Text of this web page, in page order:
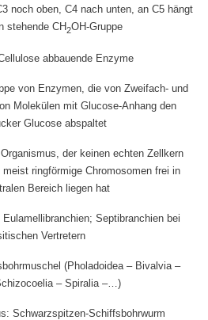
noch oben, C4 nach unten, an C5 hängt
stehende CH2OH-Gruppe
abbauende Enzyme
von Enzymen, die von Zweifach- und
Molekülen mit Glucose-Anhang den
Glucose abspaltet
der keinen echten Zellkern
ringförmige Chromosomen frei in
Bereich liegen hat
Septibranchien bei
Vertretern
(Pholadoidea – Bivalvia –
– Spiralia –…)
Schwarzspitzen-Schiffsbohrwurm